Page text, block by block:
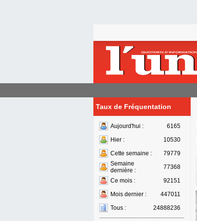
Taux de Fréquentation
Aujourd'hui :
6165
Hier :
10530
Cette semaine :
79779
Semaine
dernière :
77368
Ce mois :
92151
Mois dernier :
447011
Tous :
24888236